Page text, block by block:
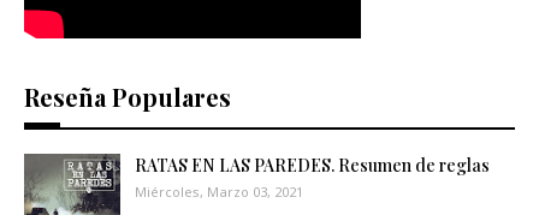
Reseña Populares
RATAS EN LAS PAREDES. Resumen de reglas
Miércoles, Marzo 03, 2021